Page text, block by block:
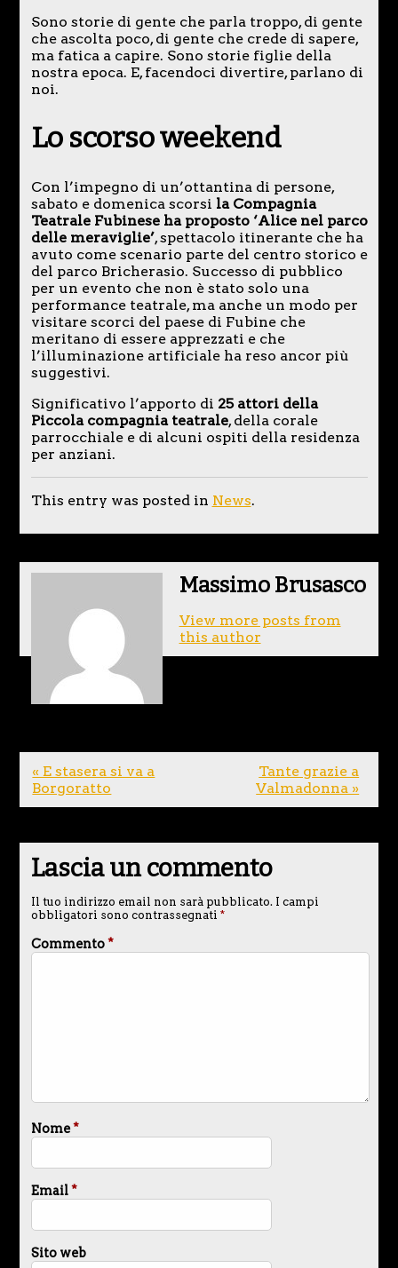
Sono storie di gente che parla troppo, di gente
che ascolta poco, di gente che crede di sapere,
ma fatica a capire. Sono storie figlie della
nostra epoca. E, facendoci divertire, parlano di
noi.
Lo scorso weekend
Con l’impegno di un’ottantina di persone,
sabato e domenica scorsi la Compagnia
Teatrale Fubinese ha proposto ‘Alice nel parco
delle meraviglie’, spettacolo itinerante che ha
avuto come scenario parte del centro storico e
del parco Bricherasio. Successo di pubblico
per un evento che non è stato solo una
performance teatrale, ma anche un modo per
visitare scorci del paese di Fubine che
meritano di essere apprezzati e che
l’illuminazione artificiale ha reso ancor più
suggestivi.
Significativo l’apporto di 25 attori della
Piccola compagnia teatrale, della corale
parrocchiale e di alcuni ospiti della residenza
per anziani.
This entry was posted in News.
Massimo Brusasco
View more posts from
this author
« E stasera si va a
Borgoratto
Tante grazie a
Valmadonna »
Lascia un commento
Il tuo indirizzo email non sarà pubblicato. I campi
obbligatori sono contrassegnati *
Commento*
Nome*
Email*
Sito web